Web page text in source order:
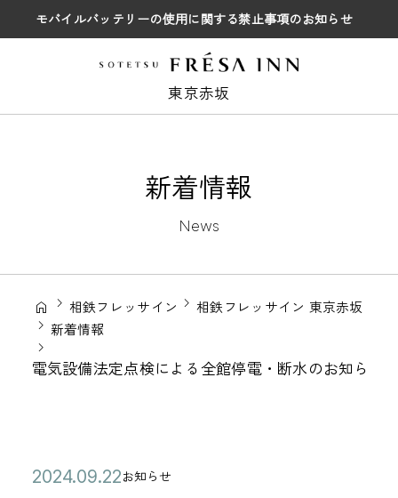
モバイルバッテリーの使用に関する禁止事項のお知らせ
東京赤坂
新着情報
News
相鉄フレッサイン
相鉄フレッサイン 東京赤坂
新着情報
電気設備法定点検による全館停電・断水のお知らせ
公
2
カ
お知らせ